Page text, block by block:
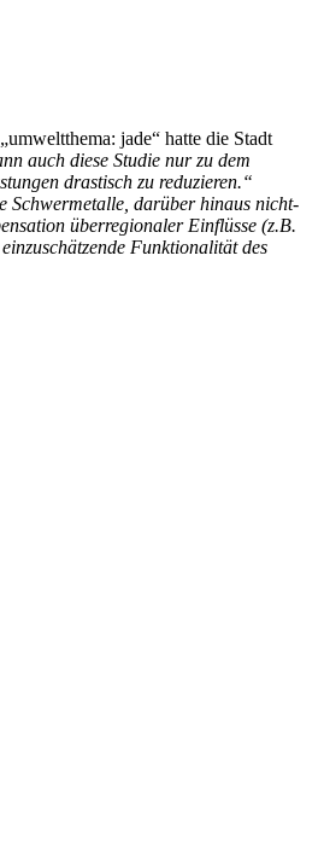
jade“ hatte die Stadt
auch diese Studie nur zu dem
drastisch zu reduzieren.“
Schwermetalle, darüber hinaus nicht-
überregionaler Einflüsse (z.B.
Funktionalität des